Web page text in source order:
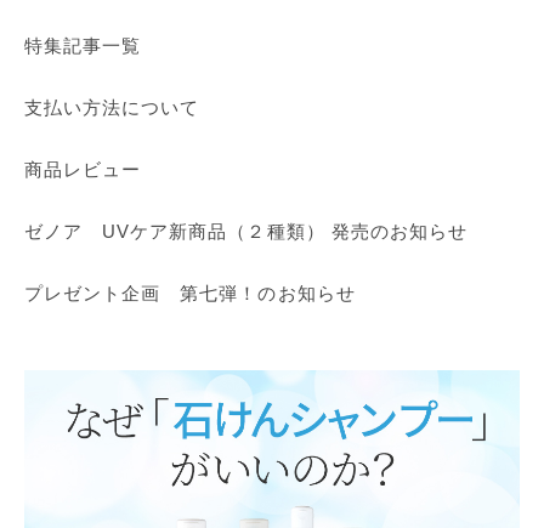
特集記事一覧
支払い方法について
商品レビュー
ゼノア UVケア新商品（２種類） 発売のお知らせ
プレゼント企画 第七弾！のお知らせ